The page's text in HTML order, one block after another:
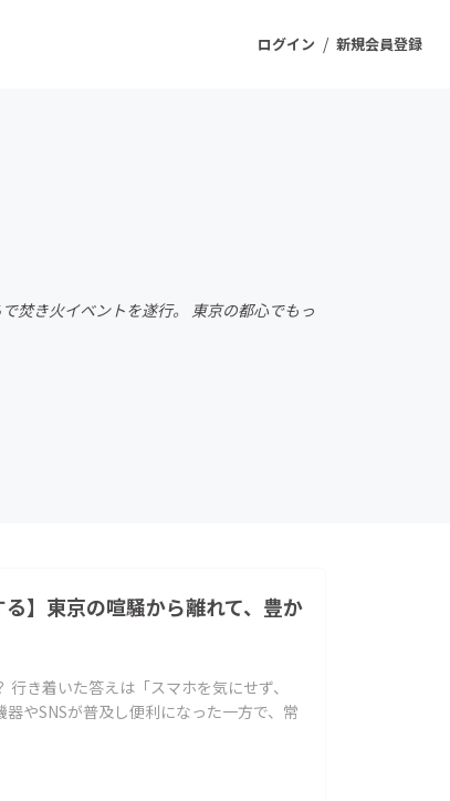
ログイン / 新規会員登録
ファッション
焚き火イベントを遂行。 東京の都心でもっ
る】東京の喧騒から離れて、豊か
き着いた答えは「スマホを気にせず、
やSNSが普及し便利になった一方で、常